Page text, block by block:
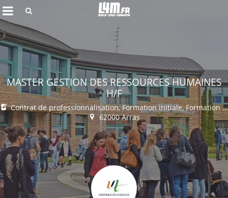
Rechercher
Annuler
MASTER GESTION DES RESSOURCES HUMAINES
H/F
Contrat de professionnalisation, Formation initiale, Formation continue
62000 Arras